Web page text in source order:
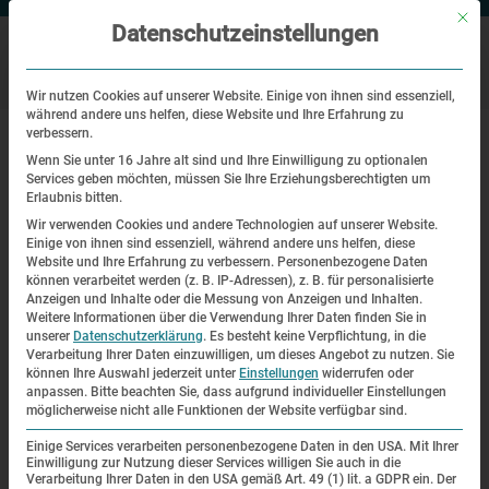
Startseite |
Exkursion
Der „Weg des Erinnerns“
| 06.10.2018 | 13:00—15:00
Einmal im Frühjahr und einmal im Herbst bietet die KZ-
Gedenkstätte Dachau den Rundgang zum „Weg des
Erinnerns“ an. Im Anschluss an den Rundgang kann die KZ-
Gedenkstätte besucht werden. Der „Weg des Erinnerns“
führt vom Dachauer Bahnhof zum Eingang der KZ-
Gedenkstätte Dachau. Zwölf Tafeln informieren über die
Mit
Datenschutzeinstellungen
Wir nutzen Cookies auf unserer Website. Einige von ihnen sind essenziell,
während andere uns helfen, diese Website und Ihre Erfahrung zu
verbessern.
Wenn Sie unter 16 Jahre alt sind und Ihre Einwilligung zu optionalen
Services geben möchten, müssen Sie Ihre Erziehungsberechtigten um
Erlaubnis bitten.
Wir verwenden Cookies und andere Technologien auf unserer Website.
Einige von ihnen sind essenziell, während andere uns helfen, diese
Website und Ihre Erfahrung zu verbessern. Personenbezogene Daten
können verarbeitet werden (z. B. IP-Adressen), z. B. für personalisierte
Anzeigen und Inhalte oder die Messung von Anzeigen und Inhalten.
Weitere Informationen über die Verwendung Ihrer Daten finden Sie in
unserer Datenschutzerklärung. Es besteht keine Verpflichtung, in die
Verarbeitung Ihrer Daten einzuwilligen, um dieses Angebot zu nutzen. Sie
können Ihre Auswahl jederzeit unter Einstellungen widerrufen oder
anpassen. Bitte beachten Sie, dass aufgrund individueller Einstellungen
möglicherweise nicht alle Funktionen der Website verfügbar sind.
Einige Services verarbeiten personenbezogene Daten in den USA. Mit Ihrer
Einwilligung zur Nutzung dieser Services willigen Sie auch in die
Verarbeitung Ihrer Daten in den USA gemäß Art. 49 (1) lit. a GDPR ein. Der